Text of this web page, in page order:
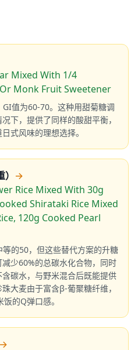
Mixed With 1/4
Monk Fruit Sweetener
值为60-70。这种用甜菊糖调
下，提供了同样的酸甜平衡，
式风味的理想选择。
→
Rice Mixed With 30g
Shirataki Rice Mixed
120g Cooked Pearl
的50，但这些替代方案的升糖
少60%的总碳水化合物，同时
碳水，与野米混合后既能提供
大麦由于富含β-葡聚糖纤维，
的Q弹口感。
→